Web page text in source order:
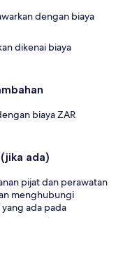
dengan biaya
dikenai biaya
biaya ZAR
ada)
pijat dan perawatan
menghubungi
ada pada